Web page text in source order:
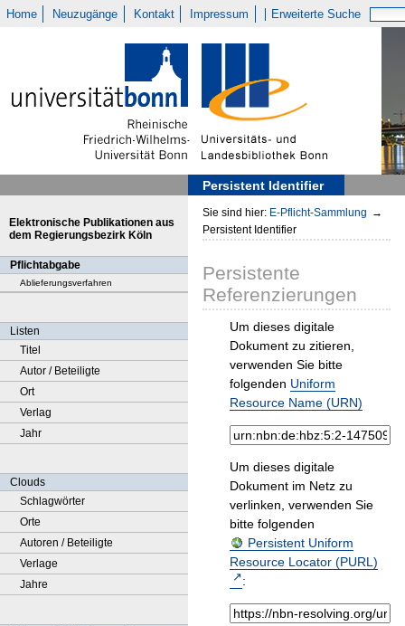
Home Neuzugänge Kontakt Impressum Erweiterte Suche
Persistent Identifier
Elektronische Publikationen aus
dem Regierungsbezirk Köln
Pflichtabgabe
Ablieferungsverfahren
Listen
Titel
Autor / Beteiligte
Ort
Verlag
Jahr
Clouds
Schlagwörter
Orte
Autoren / Beteiligte
Verlage
Jahre
Sie sind hier: E-Pflicht-Sammlung →
Persistent Identifier
Persistente
Referenzierungen
Um dieses digitale
Dokument zu zitieren,
verwenden Sie bitte
folgenden Uniform
Resource Name (URN)
Um dieses digitale
Dokument im Netz zu
verlinken, verwenden Sie
bitte folgenden
Persistent Uniform
Resource Locator (PURL)
: